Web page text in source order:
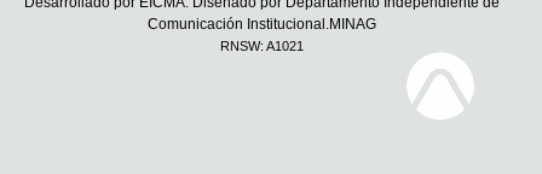
Comunicación Institucional.MINAG
RNSW: A1021